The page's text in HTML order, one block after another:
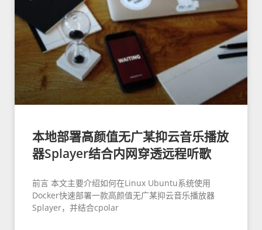
本地部署高颜值无广某抑云音乐播放
器Splayer结合内网穿透远程听歌
前言 本文主要介绍如何在Linux Ubuntu系统使用
Docker快速部署一款高颜值无广某抑云音乐播放器
Splayer，并结合cpolar